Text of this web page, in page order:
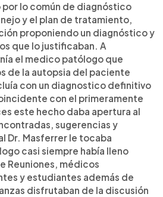
lo común de diagnóstico
y el plan de tratamiento,
proponiendo un diagnóstico y
que lo justificaban. A
el medico patólogo que
de la autopsia del paciente
con un diagnostico definitivo
con el primeramente
este hecho daba apertura al
sugerencias y
Dr. Masferrer le tocaba
casi siempre había lleno
Reuniones, médicos
y estudiantes además de
disfrutaban de la discusión